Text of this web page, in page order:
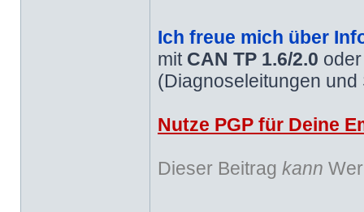
Ich freue mich über
mit CAN TP 1.6/2.0
(Diagnoseleitungen
Nutze PGP für Deine
Dieser Beitrag kann